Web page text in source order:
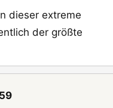
dieser extreme
der größte